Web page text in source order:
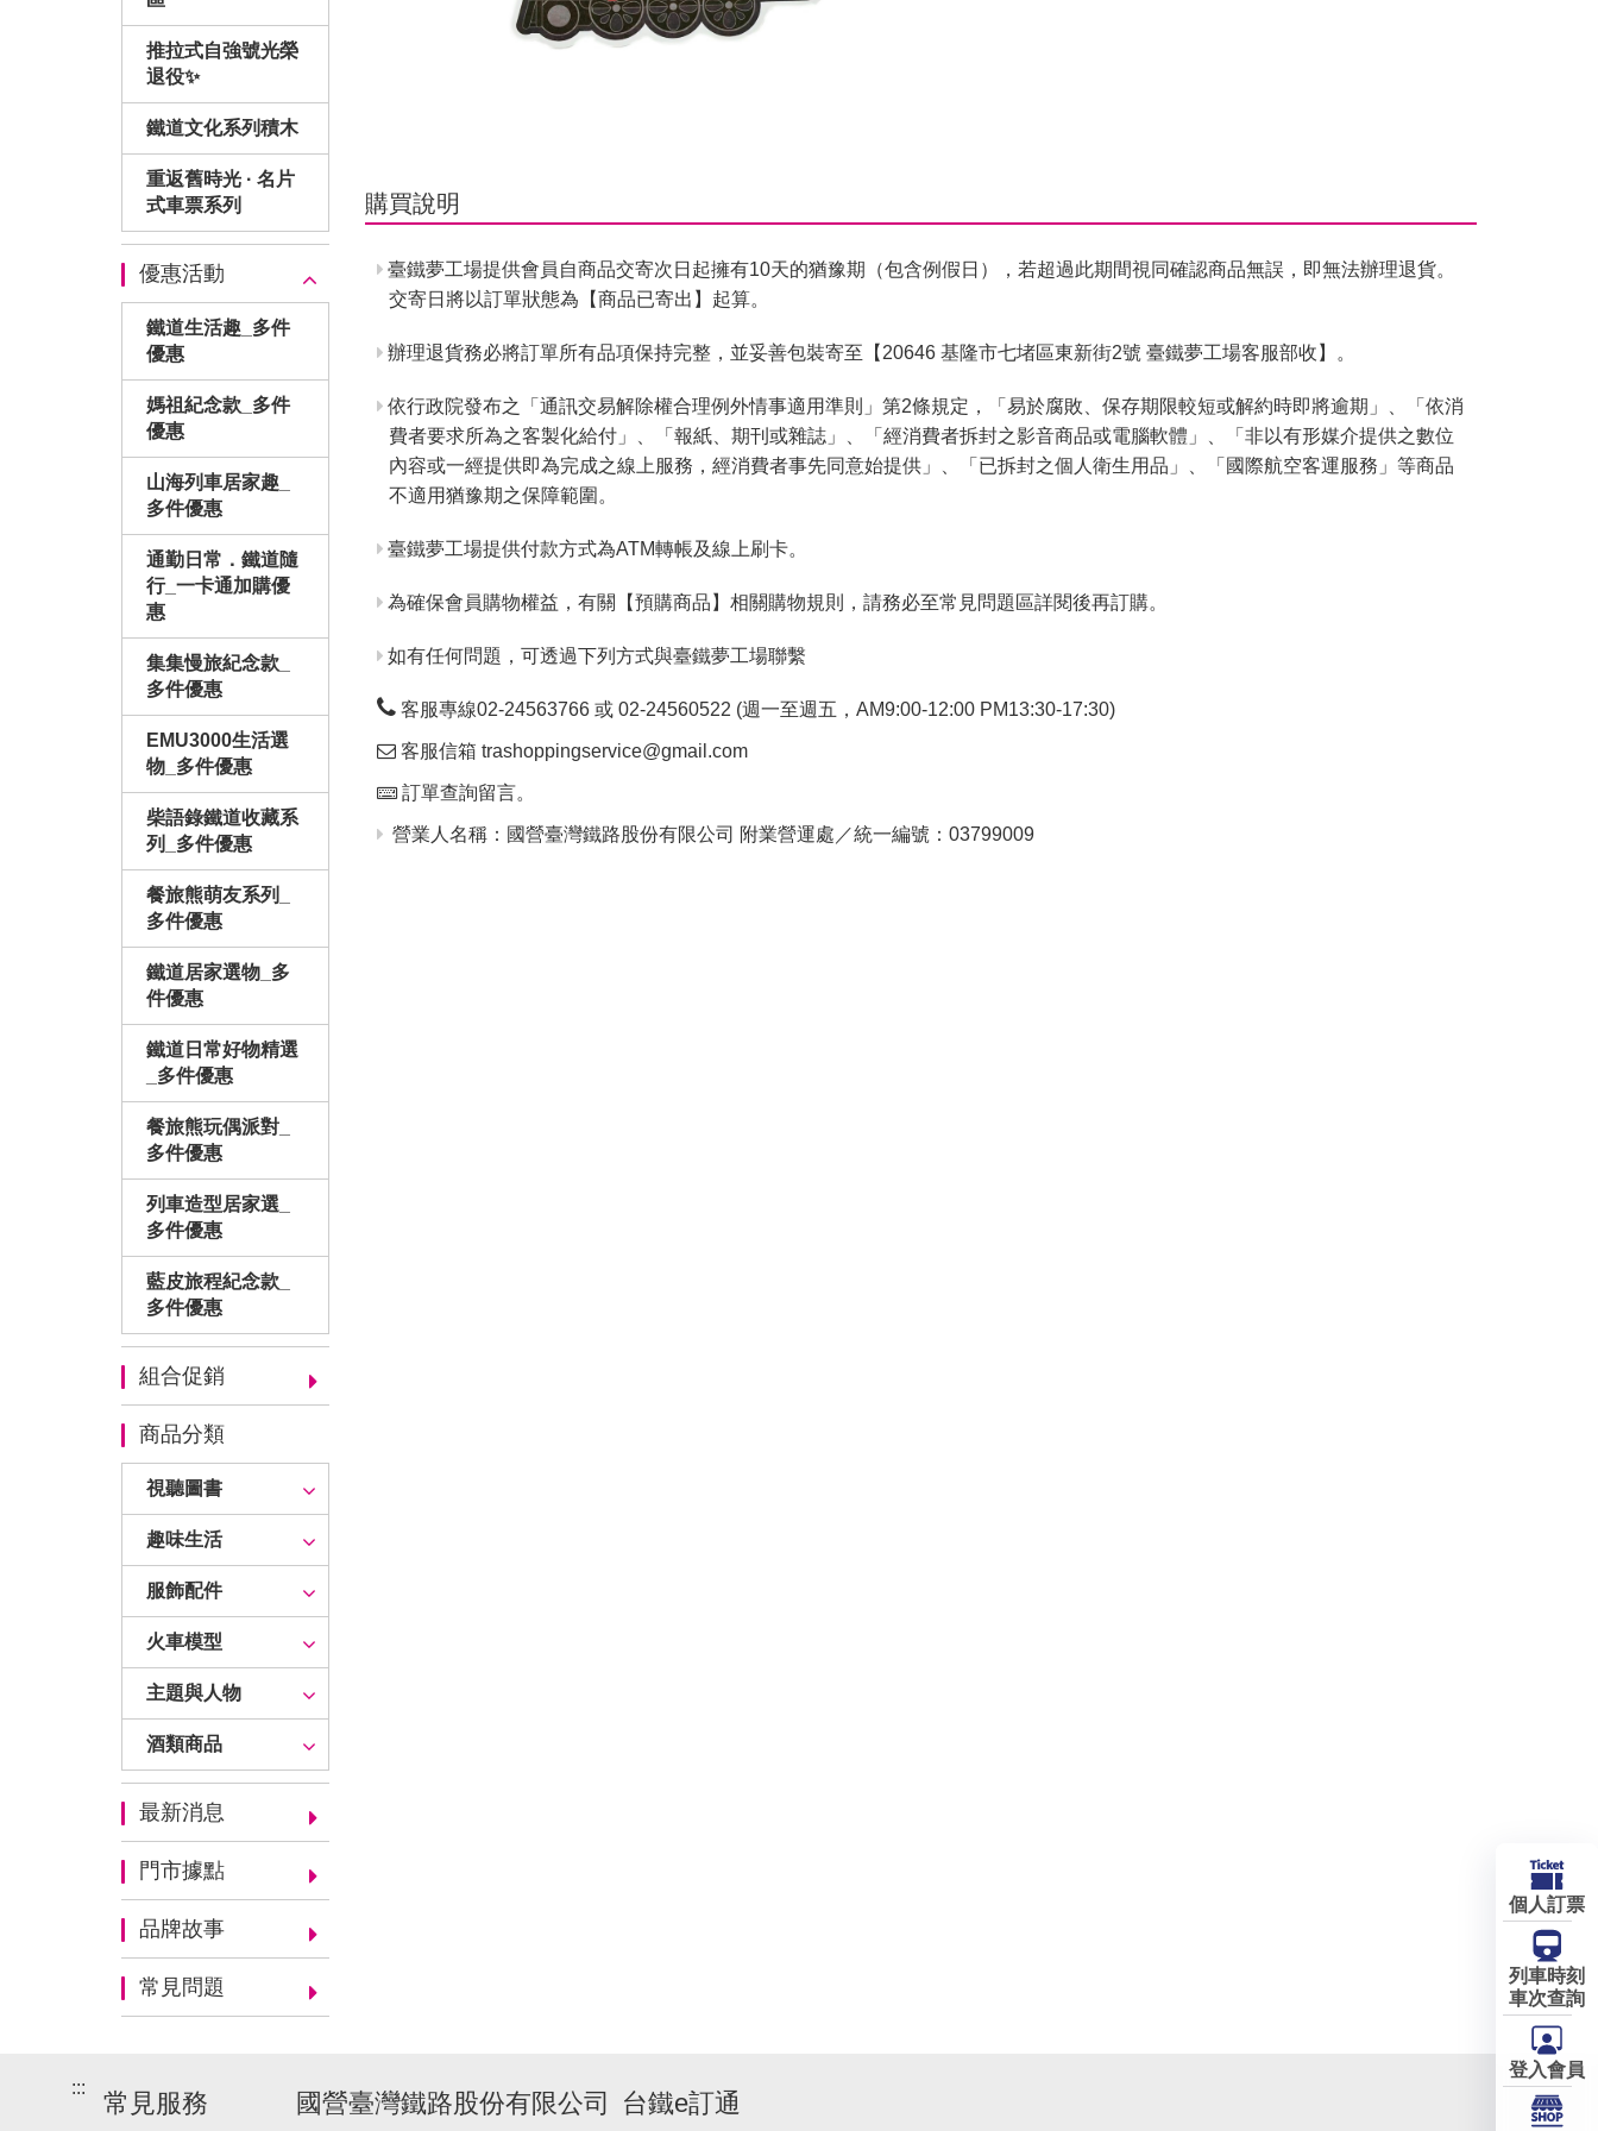
推拉式自強號光榮
退役✨
鐵道文化系列積木
重返舊時光 · 名片
式車票系列
優惠活動
鐵道生活趣_多件
優惠
媽祖紀念款_多件
優惠
山海列車居家趣_
多件優惠
通勤日常．鐵道隨
行_一卡通加購優
惠
集集慢旅紀念款_
多件優惠
EMU3000生活選
物_多件優惠
柴語錄鐵道收藏系
列_多件優惠
餐旅熊萌友系列_
多件優惠
鐵道居家選物_多
件優惠
鐵道日常好物精選
_多件優惠
餐旅熊玩偶派對_
多件優惠
列車造型居家選_
多件優惠
藍皮旅程紀念款_
多件優惠
組合促銷
商品分類
視聽圖書
趣味生活
服飾配件
火車模型
主題與人物
酒類商品
最新消息
門市據點
品牌故事
常見問題
購買說明
臺鐵夢工場提供會員自商品交寄次日起擁有10天的猶豫期（包含例假日），若超過此期間視同確認商品無誤，即無法辦理退貨。
交寄日將以訂單狀態為【商品已寄出】起算。
辦理退貨務必將訂單所有品項保持完整，並妥善包裝寄至【20646 基隆市七堵區東新街2號 臺鐵夢工場客服部收】。
依行政院發布之「通訊交易解除權合理例外情事適用準則」第2條規定，「易於腐敗、保存期限較短或解約時即將逾期」、「依消
費者要求所為之客製化給付」、「報紙、期刊或雜誌」、「經消費者拆封之影音商品或電腦軟體」、「非以有形媒介提供之數位
內容或一經提供即為完成之線上服務，經消費者事先同意始提供」、「已拆封之個人衛生用品」、「國際航空客運服務」等商品
不適用猶豫期之保障範圍。
臺鐵夢工場提供付款方式為ATM轉帳及線上刷卡。
為確保會員購物權益，有關【預購商品】相關購物規則，請務必至常見問題區詳閱後再訂購。
如有任何問題，可透過下列方式與臺鐵夢工場聯繫
客服專線02-24563766 或 02-24560522 (週一至週五，AM9:00-12:00 PM13:30-17:30)
客服信箱 trashoppingservice@gmail.com
訂單查詢留言。
營業人名稱：國營臺灣鐵路股份有限公司 附業營運處／統一編號：03799009
:::
常見服務 國營臺灣鐵路股份有限公司 台鐵e訂通
個人訂票
列車時刻
車次查詢
登入會員